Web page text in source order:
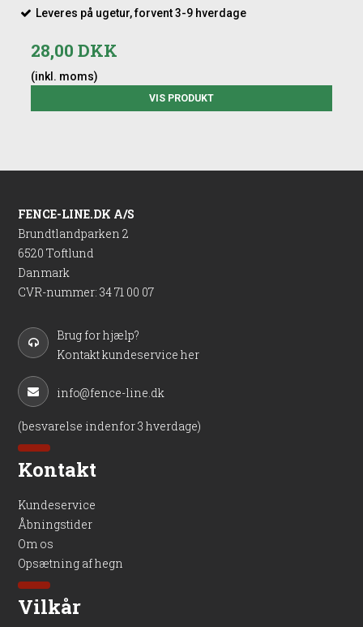
Leveres på ugetur, forvent 3-9 hverdage
28,00 DKK
(inkl. moms)
VIS PRODUKT
FENCE-LINE.DK A/S
Brundtlandparken 2
6520 Toftlund
Danmark
CVR-nummer: 34 71 00 07
Brug for hjælp?
Kontakt kundeservice her
info@fence-line.dk
(besvarelse indenfor 3 hverdage)
Kontakt
Kundeservice
Åbningstider
Om os
Opsætning af hegn
Vilkår